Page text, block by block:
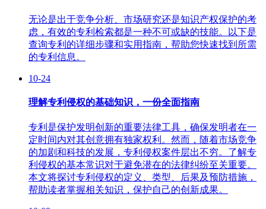
无论是出于竞争分析、市场研究还是知识产权保护的考
虑，有效的专利检索都是一种不可或缺的技能。以下是
查询专利的详细步骤和实用指南，帮助您快速找到所需
的专利信息。
10-24
理解专利侵权的基础知识，一份全面指南
专利是保护发明创新的重要法律工具，确保发明者在一
定时间内对其创意拥有独家权利。然而，随着市场竞争
的加剧和科技的发展，专利侵权案件层出不穷。了解专
利侵权的基本常识对于避免潜在的法律纠纷至关重要。
本文将探讨专利侵权的定义、类型、后果及预防措施，
帮助读者掌握相关知识，保护自己的创新成果。